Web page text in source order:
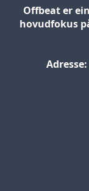
Offbeat er
hovudfokus